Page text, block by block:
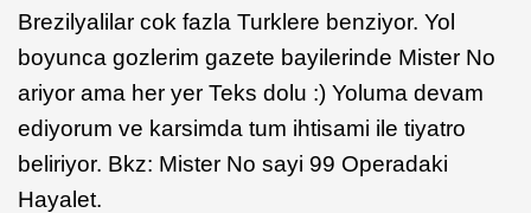
Brezilyalilar cok fazla Turklere benziyor. Yol
boyunca gozlerim gazete bayilerinde Mister No
ariyor ama her yer Teks dolu :) Yoluma devam
ediyorum ve karsimda tum ihtisami ile tiyatro
beliriyor. Bkz: Mister No sayi 99 Operadaki
Hayalet.